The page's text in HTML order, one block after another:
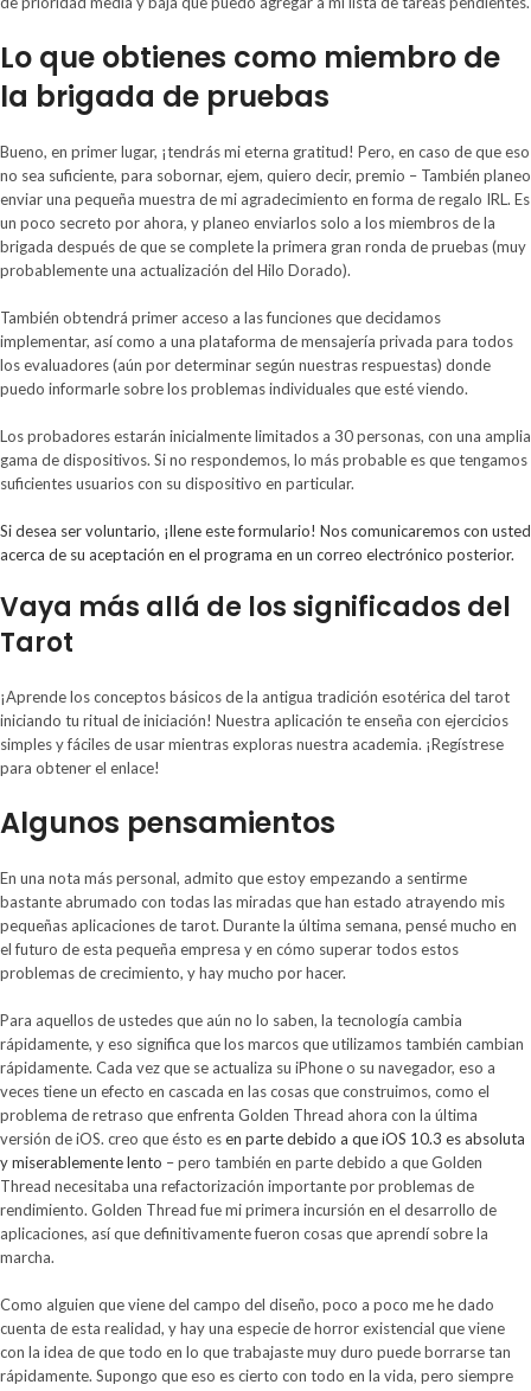
Lo que obtienes como miembro de
la brigada de pruebas
Bueno, en primer lugar, ¡tendrás mi eterna gratitud! Pero, en caso de que eso
no sea suficiente, para sobornar, ejem, quiero decir, premio – También planeo
enviar una pequeña muestra de mi agradecimiento en forma de regalo IRL. Es
un poco secreto por ahora, y planeo enviarlos solo a los miembros de la
brigada después de que se complete la primera gran ronda de pruebas (muy
probablemente una actualización del Hilo Dorado).
También obtendrá primer acceso a las funciones que decidamos
implementar, así como a una plataforma de mensajería privada para todos
los evaluadores (aún por determinar según nuestras respuestas) donde
puedo informarle sobre los problemas individuales que esté viendo.
Los probadores estarán inicialmente limitados a 30 personas, con una amplia
gama de dispositivos. Si no respondemos, lo más probable es que tengamos
suficientes usuarios con su dispositivo en particular.
Si desea ser voluntario, ¡llene este formulario! Nos comunicaremos con usted
acerca de su aceptación en el programa en un correo electrónico posterior.
Vaya más allá de los significados del
Tarot
¡Aprende los conceptos básicos de la antigua tradición esotérica del tarot
iniciando tu ritual de iniciación! Nuestra aplicación te enseña con ejercicios
simples y fáciles de usar mientras exploras nuestra academia. ¡Regístrese
para obtener el enlace!
Algunos pensamientos
En una nota más personal, admito que estoy empezando a sentirme
bastante abrumado con todas las miradas que han estado atrayendo mis
pequeñas aplicaciones de tarot. Durante la última semana, pensé mucho en
el futuro de esta pequeña empresa y en cómo superar todos estos
problemas de crecimiento, y hay mucho por hacer.
Para aquellos de ustedes que aún no lo saben, la tecnología cambia
rápidamente, y eso significa que los marcos que utilizamos también cambian
rápidamente. Cada vez que se actualiza su iPhone o su navegador, eso a
veces tiene un efecto en cascada en las cosas que construimos, como el
problema de retraso que enfrenta Golden Thread ahora con la última
versión de iOS. creo que ésto esen parte debido a que iOS 10.3 es absoluta
y miserablemente lento – pero también en parte debido a que Golden
Thread necesitaba una refactorización importante por problemas de
rendimiento. Golden Thread fue mi primera incursión en el desarrollo de
aplicaciones, así que definitivamente fueron cosas que aprendí sobre la
marcha.
Como alguien que viene del campo del diseño, poco a poco me he dado
cuenta de esta realidad, y hay una especie de horror existencial que viene
con la idea de que todo en lo que trabajaste muy duro puede borrarse tan
rápidamente. Supongo que eso es cierto con todo en la vida, pero siempre